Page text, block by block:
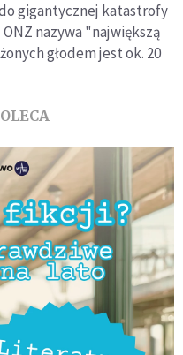
gigantycznej katastrofy
nazywa "największą
głodem jest ok. 20